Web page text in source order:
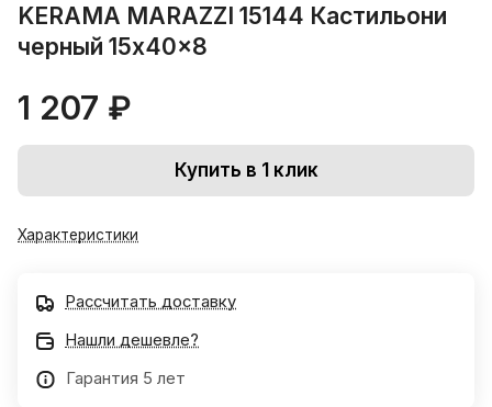
KERAMA MARAZZI 15144 Кастильони
черный 15x40x8
1 207 ₽
Купить в 1 клик
Характеристики
Рассчитать доставку
Нашли дешевле?
Гарантия 5 лет